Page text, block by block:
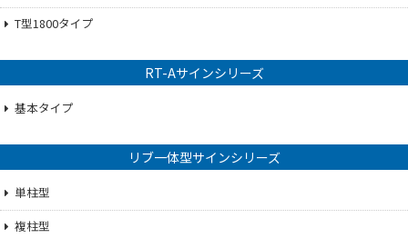
T型1800タイプ
RT-Aサインシリーズ
基本タイプ
リブ一体型サインシリーズ
単柱型
複柱型